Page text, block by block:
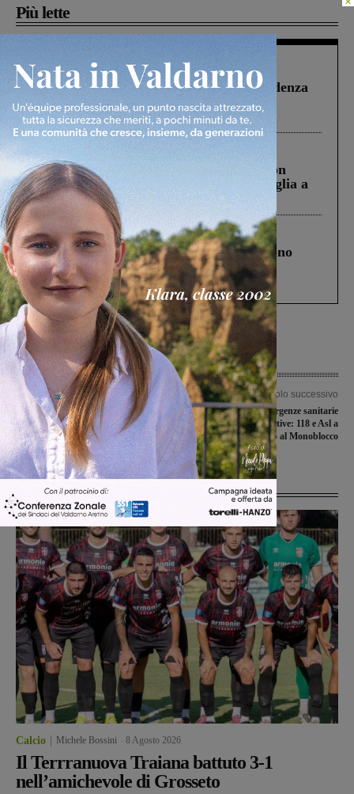
Più lette
Figline Incisa Valdarno 1 Agosto 2026
Piscina di Figline finanziata oltre la scadenza
Pnrr, il gruppo di Fratelli d’Italia: “Un
ringraziamento al Governo”
Cronaca 3 Agosto 2026
Scomparso da una struttura di Castiglion
Fiorentino l’uomo che aveva ucciso la figlia a
Levane nel 2020
Cronaca 4 Agosto 2026
Un anno fa la strage in A1 in cui morirono
Gianni, Giulia e Franco. Lo schianto, il
processo, lo stop ai sorpassi fra tir....
Articolo precedente
Vince solo l’Ambra: i risultati di
Prima categoria
Articolo successivo
Come gestire maxiemergenze sanitarie
con malattie infettive: 118 e Asl a
confronto al Monoblocco
Ultime Notizie
Calcio Michele Bossini 8 Agosto 2026
Il Terrranuova Traiana battuto 3-1
nell’amichevole di Grosseto